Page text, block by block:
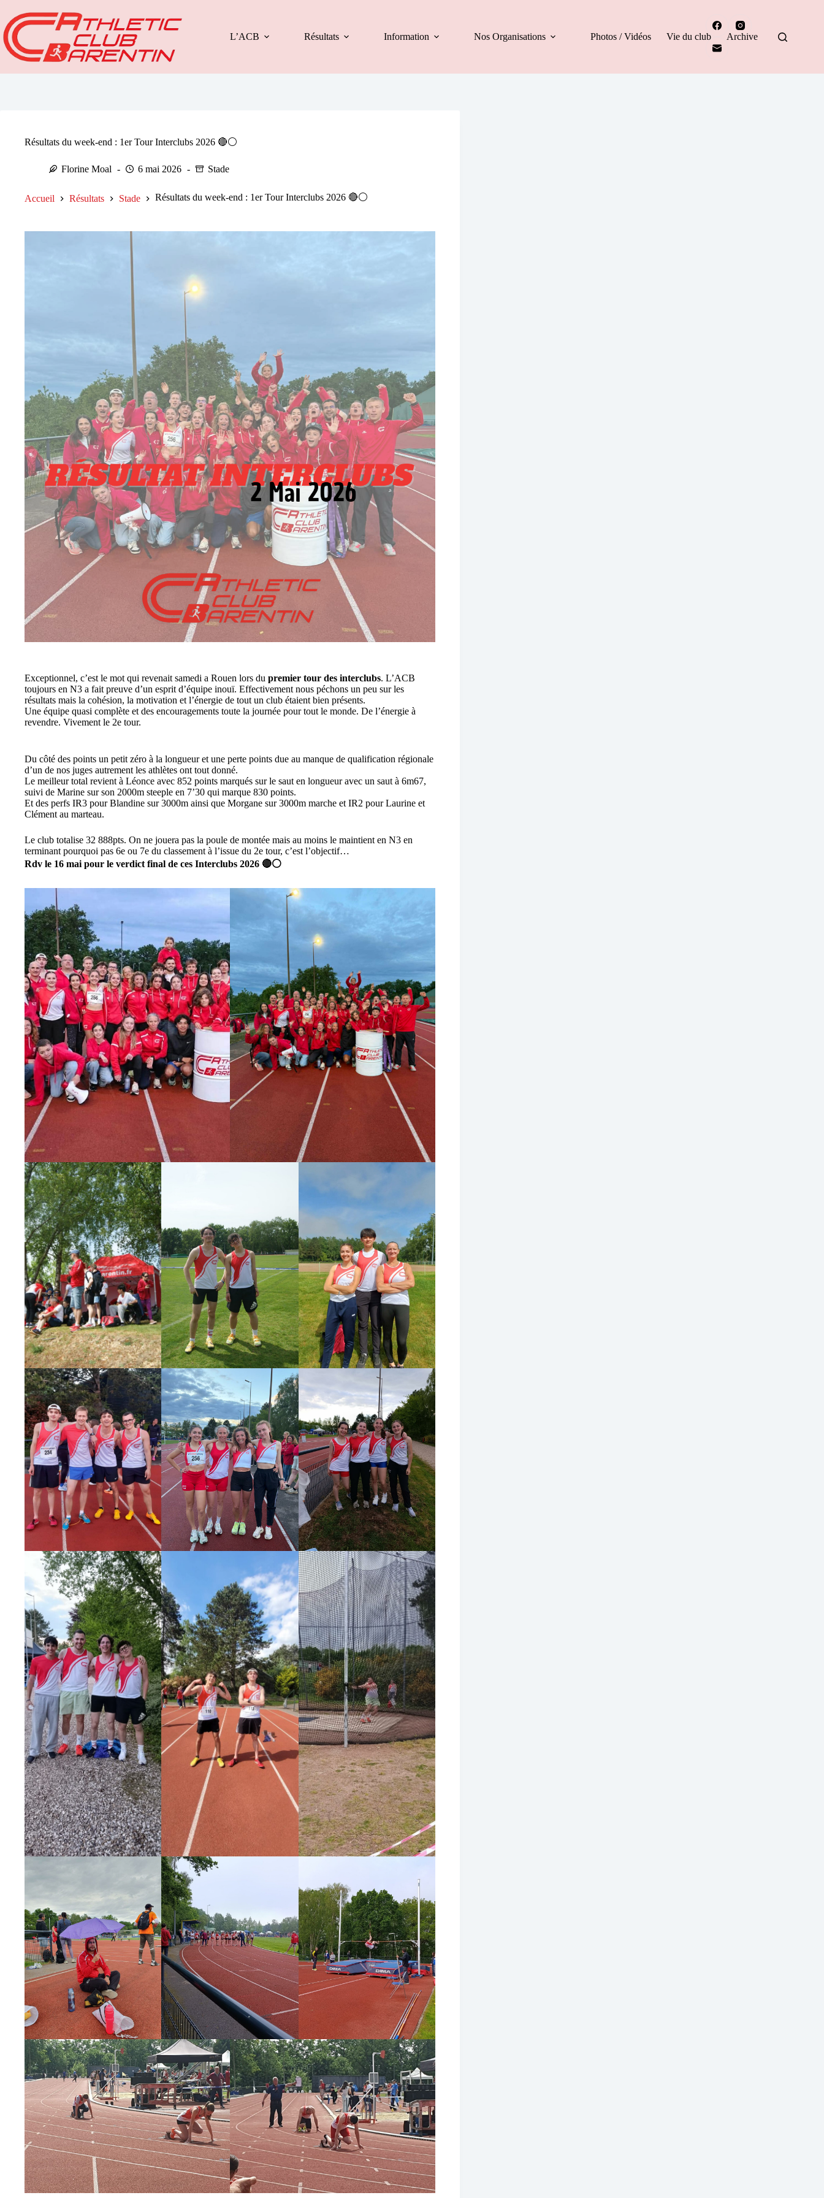
contenu
L’ACB
Résultats Information Nos Organisations Photos / Vidéos Vie du club Archive
Résultats du week-end : 1er Tour Interclubs 2026 🔴​⚪​
Florine Moal 6 mai 2026 Stade
Accueil Résultats Stade Résultats du week-end : 1er Tour Interclubs 2026 🔴​⚪​
Exceptionnel, c’est le mot qui revenait samedi a Rouen lors du premier tour des interclubs. L’ACB
toujours en N3 a fait preuve d’un esprit d’équipe inouï. Effectivement nous péchons un peu sur les
résultats mais la cohésion, la motivation et l’énergie de tout un club étaient bien présents.
Une équipe quasi complète et des encouragements toute la journée pour tout le monde. De l’énergie à
revendre. Vivement le 2e tour.
Du côté des points un petit zéro à la longueur et une perte points due au manque de qualification régionale
d’un de nos juges autrement les athlètes ont tout donné.
Le meilleur total revient à Léonce avec 852 points marqués sur le saut en longueur avec un saut à 6m67,
suivi de Marine sur son 2000m steeple en 7’30 qui marque 830 points.
Et des perfs IR3 pour Blandine sur 3000m ainsi que Morgane sur 3000m marche et IR2 pour Laurine et
Clément au marteau.
Le club totalise 32 888pts. On ne jouera pas la poule de montée mais au moins le maintient en N3 en
terminant pourquoi pas 6e ou 7e du classement à l’issue du 2e tour, c’est l’objectif…
Rdv le 16 mai pour le verdict final de ces Interclubs 2026 🔴⚪️